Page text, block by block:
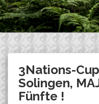
3Nations-
Solingen,
Fünfte !